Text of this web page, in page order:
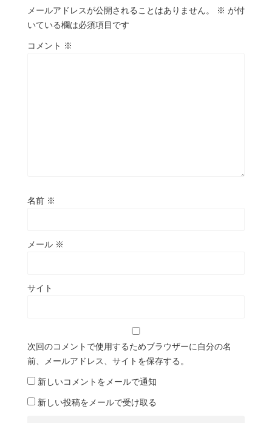
メールアドレスが公開されることはありません。 ※ が付
いている欄は必須項目です
コメント ※
名前 ※
メール ※
サイト
次回のコメントで使用するためブラウザーに自分の名
前、メールアドレス、サイトを保存する。
新しいコメントをメールで通知
新しい投稿をメールで受け取る